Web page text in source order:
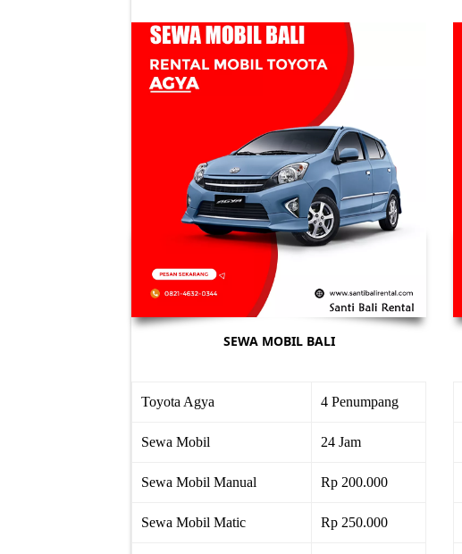
SEWA MOBIL BALI
Toyota Agya 4 Penumpang
Sewa Mobil 24 Jam
Sewa Mobil Manual Rp 200.000
Sewa Mobil Matic Rp 250.000